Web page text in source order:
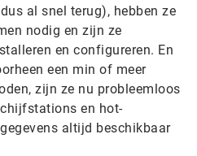
al snel terug), hebben ze
nodig en zijn ze
en configureren. En
een min of meer
zijn ze nu probleemloos
en hot-
altijd beschikbaar